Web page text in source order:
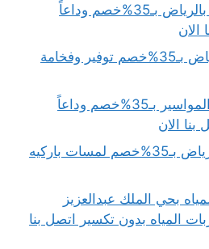
شركة مكافحة صراصير بالرياض بـ35%خصم وداعاً
الان
شركة عزل اسطح بالرياض بـ35%خصم توفير وفخامة
علاج تسرب المياه من المواسير بـ35%خصم وداعاً
الان
شركة تركيب باركية بالرياض بـ35%خصم لمسات باركيه
بحي الملك عبدالعزيز
المياه بدون تكسير اتصل بنا